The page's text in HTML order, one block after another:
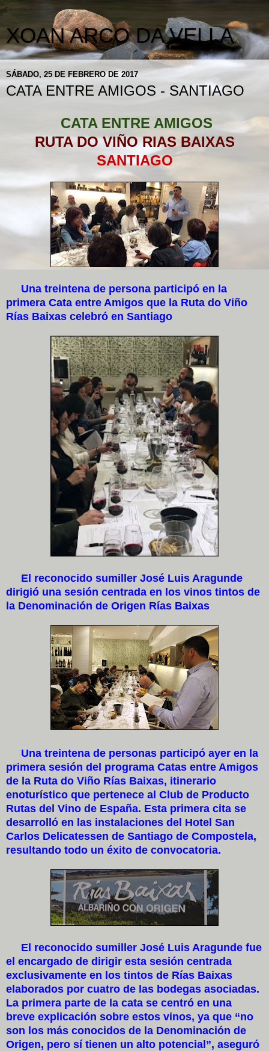
XOAN ARCO DA VELLA
SÁBADO, 25 DE FEBRERO DE 2017
CATA ENTRE AMIGOS - SANTIAGO
CATA ENTRE AMIGOS
RUTA DO VIÑO RIAS BAIXAS
SANTIAGO
Una treintena de persona participó en la
primera Cata entre Amigos que la Ruta do Viño
Rías Baixas celebró en Santiago
El reconocido sumiller José Luis Aragunde
dirigió una sesión centrada en los vinos tintos de
la Denominación de Origen Rías Baixas
Una treintena de personas participó ayer en la
primera sesión del programa Catas entre Amigos
de la Ruta do Viño Rías Baixas, itinerario
enoturístico que pertenece al Club de Producto
Rutas del Vino de España. Esta primera cita se
desarrolló en las instalaciones del Hotel San
Carlos Delicatessen de Santiago de Compostela,
resultando todo un éxito de convocatoria.
El reconocido sumiller José Luis Aragunde fue
el encargado de dirigir esta sesión centrada
exclusivamente en los tintos de Rías Baixas
elaborados por cuatro de las bodegas asociadas.
La primera parte de la cata se centró en una
breve explicación sobre estos vinos, ya que “no
son los más conocidos de la Denominación de
Origen, pero sí tienen un alto potencial”, aseguró